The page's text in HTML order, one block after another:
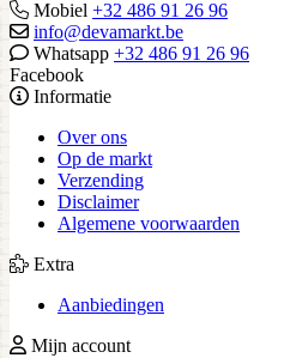
Mobiel +32 486 91 26 96
info@devamarkt.be
Whatsapp +32 486 91 26 96
Facebook
Informatie
Over ons
Op de markt
Verzending
Disclaimer
Algemene voorwaarden
Extra
Aanbiedingen
Mijn account